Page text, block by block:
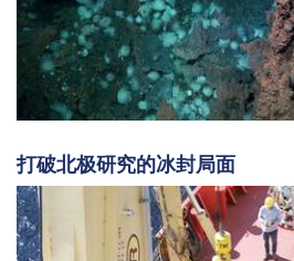
打破北极研究的冰封局面